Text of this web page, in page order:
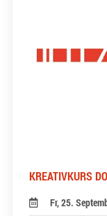
KREATIVKURS
Fr, 25.